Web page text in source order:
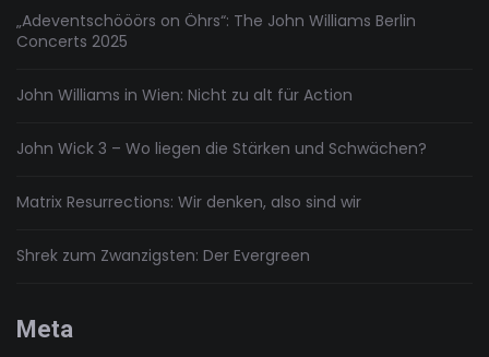
„Adeventschööörs on Öhrs“: The John Williams Berlin
Concerts 2025
John Williams in Wien: Nicht zu alt für Action
John Wick 3 – Wo liegen die Stärken und Schwächen?
Matrix Resurrections: Wir denken, also sind wir
Shrek zum Zwanzigsten: Der Evergreen
Meta